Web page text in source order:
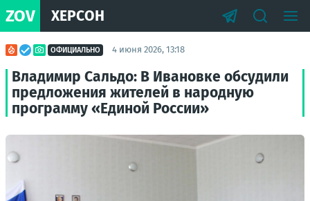
ZOV ХЕРСОН
ОФИЦИАЛЬНО 4 июня 2026, 13:18
Владимир Сальдо: В Ивановке обсудили
предложения жителей в народную
программу «Единой России»